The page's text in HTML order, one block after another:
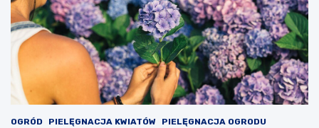
OGRÓD PIELĘGNACJA KWIATÓW
PIELĘGNACJA OGRODU